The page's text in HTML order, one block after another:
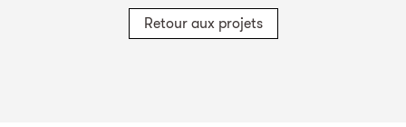
Retour aux projets